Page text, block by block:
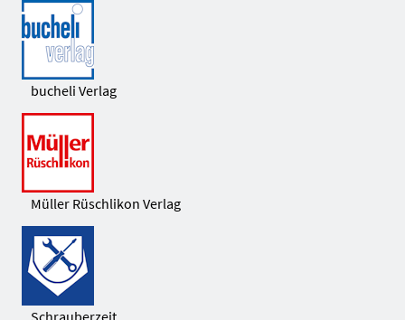
bucheli Verlag
Müller Rüschlikon Verlag